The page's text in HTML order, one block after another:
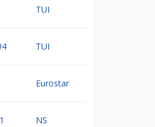
TUI
TUI
Eurostar
NS